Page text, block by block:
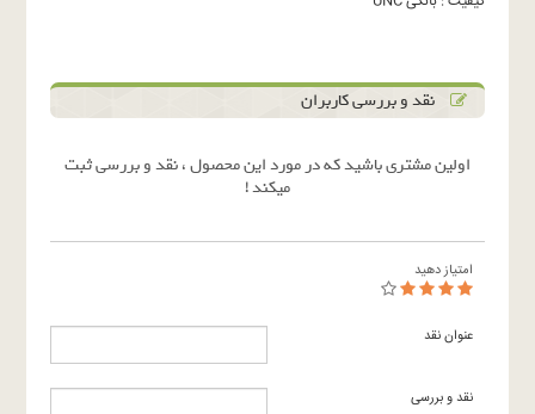
نقد و بررسی کاربران
اولین مشتری باشید که در مورد این محصول ، نقد و بررسی ثبت
میکند !
امتیاز دهید
عنوان نقد
نقد و بررسی